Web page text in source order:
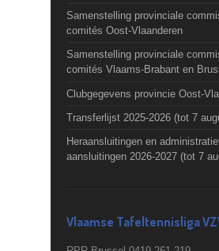
Samenstelling provinciale
comités Oost-Vlaanderen
Samenstelling provinciale
comités Vlaams-Brabant en
Clubgegevens provincie Oost-
Transferlijst 2025-2026 (tot 7
Heraansluitingen en
aansluitingen 2026-2027 (tot 7
Vlaamse Tafeltennisliga